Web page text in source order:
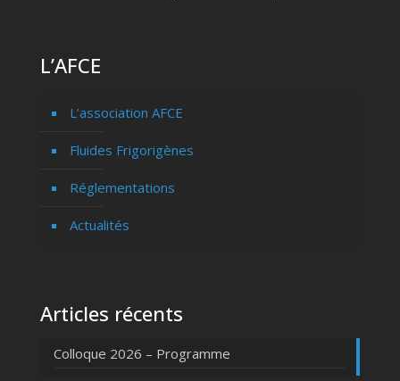
L’AFCE
L’association AFCE
Fluides Frigorigènes
Réglementations
Actualités
Articles récents
Colloque 2026 – Programme